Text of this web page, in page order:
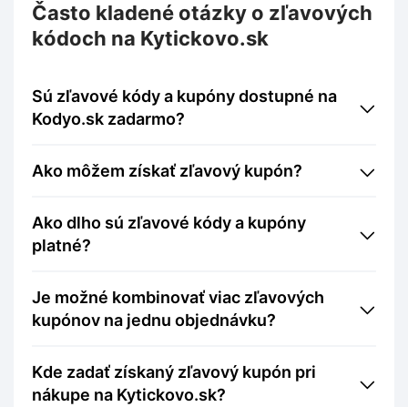
Často kladené otázky o zľavových
kódoch na Kytickovo.sk
Sú zľavové kódy a kupóny dostupné na
Kodyo.sk zadarmo?
Ako môžem získať zľavový kupón?
Ako dlho sú zľavové kódy a kupóny
platné?
Je možné kombinovať viac zľavových
kupónov na jednu objednávku?
Kde zadať získaný zľavový kupón pri
nákupe na Kytickovo.sk?